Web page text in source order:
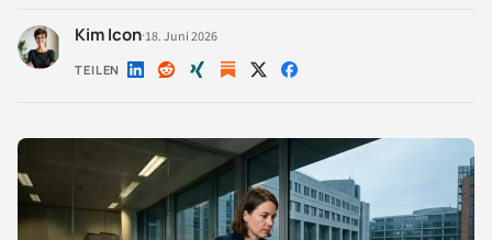
Kim Icon·18. Juni 2026
TEILEN Auf Auf Auf Auf Auf